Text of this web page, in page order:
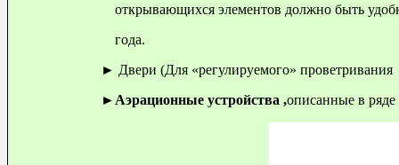
открывающихся элементов должно быть
года.
► Двери (Для «регулируемого» проветривания
► Аэрационные устройства ,описанные в